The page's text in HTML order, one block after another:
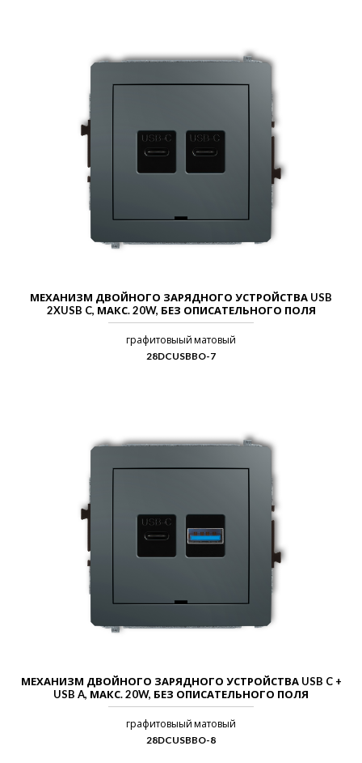
МЕХАНИЗМ ДВОЙНОГО ЗАРЯДНОГО УСТРОЙСТВА USB
2XUSB C, МАКС. 20W, БЕЗ ОПИСАТЕЛЬНОГО ПОЛЯ
графитовыый матовый
28DCUSBBO-7
МЕХАНИЗМ ДВОЙНОГО ЗАРЯДНОГО УСТРОЙСТВА USB C +
USB A, МАКС. 20W, БЕЗ ОПИСАТЕЛЬНОГО ПОЛЯ
графитовыый матовый
28DCUSBBO-8